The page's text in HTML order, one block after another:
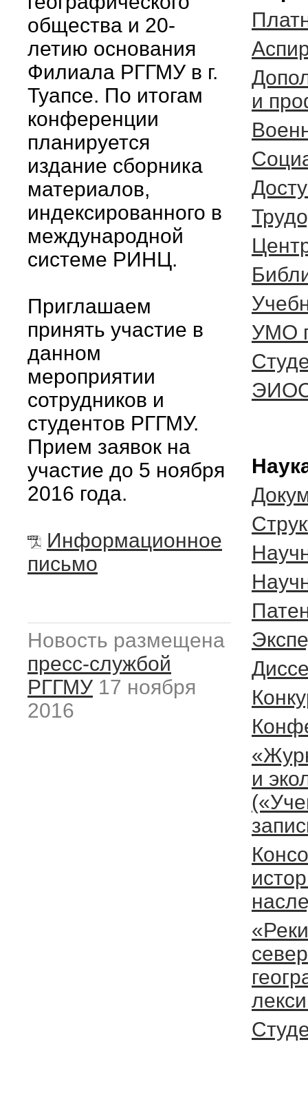
общества и 20-
летию основания
Филиала РГГМУ в г.
Туапсе. По итогам
конференции
планируется
издание сборника
материалов,
индексированного в
международной
системе РИНЦ.
Приглашаем
принять участие в
данном
мероприятии
сотрудников и
студентов РГГМУ.
Прием заявок на
участие до 5 ноября
2016 года.
Информационное
письмо
Новость размещена
пресс-службой
РГГМУ 17 ноября
2016
и
УМО
и